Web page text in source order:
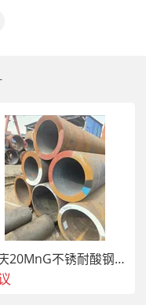
工程、污水处理池、
坑、涵洞、电梯井等
电缆通道、矿井通
堵漏、地下室堵漏工
却塔凉水塔循环通
堵漏施工。6、船坞
漏、大坝堵漏、桥
渗治理堵漏施工。
灌浆，输水隧道裂缝
强。三、高压灌浆堵
由受过专业的人员且
1、清理：详细检
重庆20MnG不锈耐酸钢管22-426可开专票